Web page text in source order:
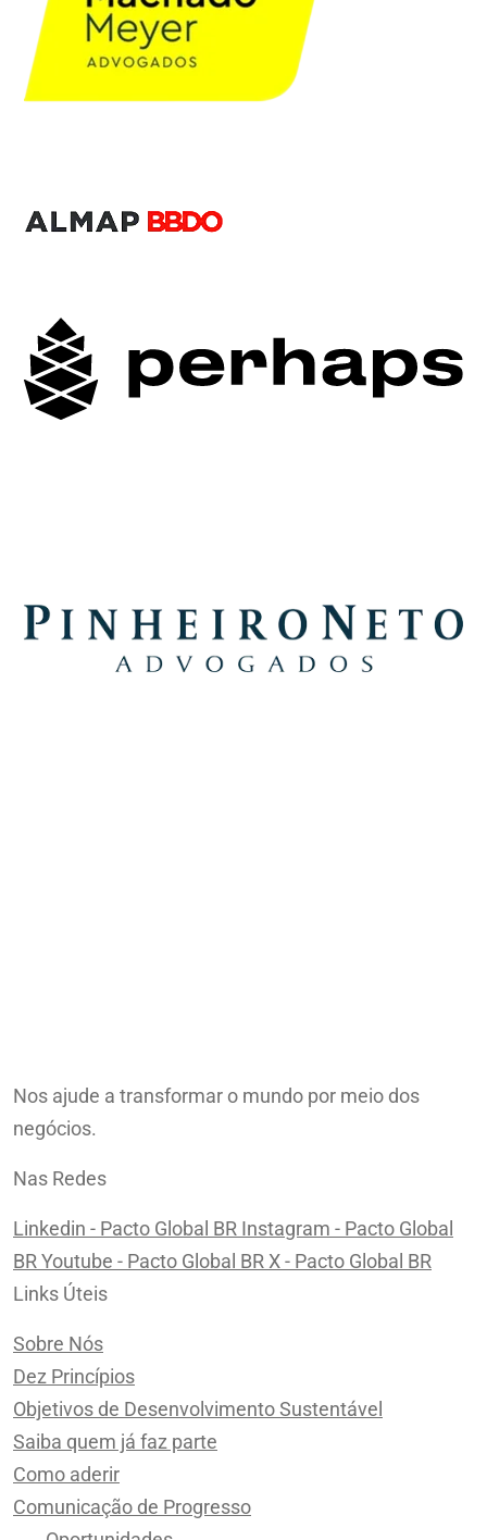
Nos ajude a transformar o mundo por meio dos
negócios.
Nas Redes
Linkedin - Pacto Global BR Instagram - Pacto Global
BR Youtube - Pacto Global BR X - Pacto Global BR
Links Úteis
Sobre Nós
Dez Princípios
Objetivos de Desenvolvimento Sustentável
Saiba quem já faz parte
Como aderir
Comunicação de Progresso